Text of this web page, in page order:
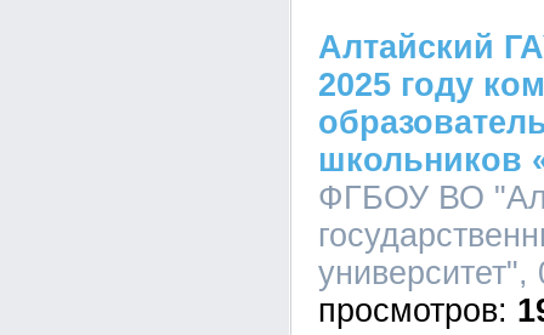
Алтайский
2025 году
школьников
ФГБОУ ВО